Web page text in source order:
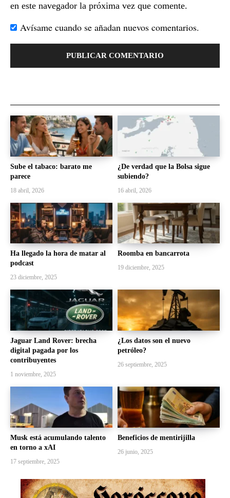
en este navegador la próxima vez que comente.
Avísame cuando se añadan nuevos comentarios.
Sube el tabaco: barato me
parece
18 abril, 2026
¿De verdad que la Bolsa sigue
subiendo?
16 abril, 2026
Ha llegado la hora de matar al
podcast
23 diciembre, 2025
Roomba en bancarrota
19 diciembre, 2025
Jaguar Land Rover: brecha
digital pagada por los
contribuyentes
1 noviembre, 2025
¿Los datos son el nuevo
petróleo?
26 septiembre, 2025
Musk está acumulando talento
en torno a xAI
17 septiembre, 2025
Beneficios de mentirijilla
26 junio, 2025